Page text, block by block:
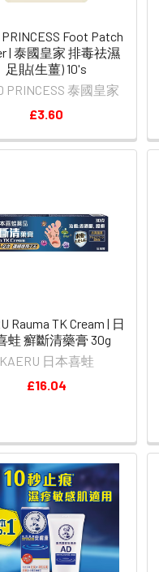
PRINCESS Foot Patch
| 泰國皇家 排毒祛濕
足貼(生薑) 10's
PRINCESS 泰國皇家
£3.60
Rauma TK Cream | 日
蛙 癬斷清藥膏 30g
KAERU 日本喜蛙
£16.04